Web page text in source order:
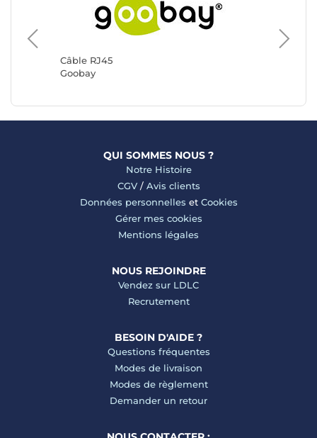
Câble RJ45
Goobay
Câble
QUI SOMMES NOUS ?
Notre Histoire
CGV/ Avis clients
Données personnelles et Cookies
Gérer mes cookies
Mentions légales
NOUS REJOINDRE
Vendez sur LDLC
Recrutement
BESOIN D'AIDE ?
Questions fréquentes
Modes de livraison
Modes de règlement
Demander un retour